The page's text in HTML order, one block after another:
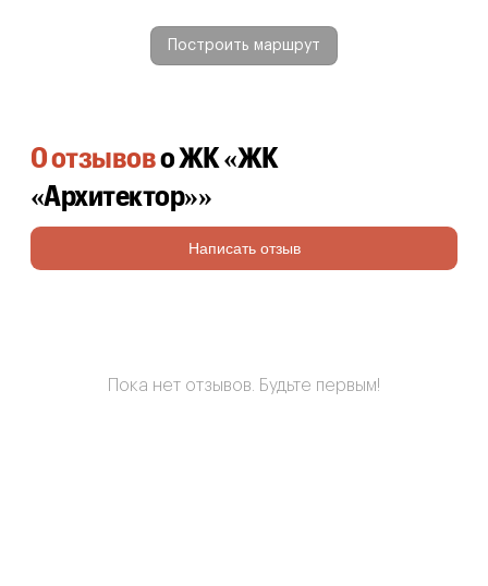
Построить маршрут
0 отзывово ЖК «ЖК
«Архитектор»»
Написать отзыв
Пока нет отзывов. Будьте первым!